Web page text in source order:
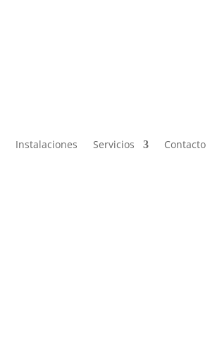
Instalaciones Servicios Contacto